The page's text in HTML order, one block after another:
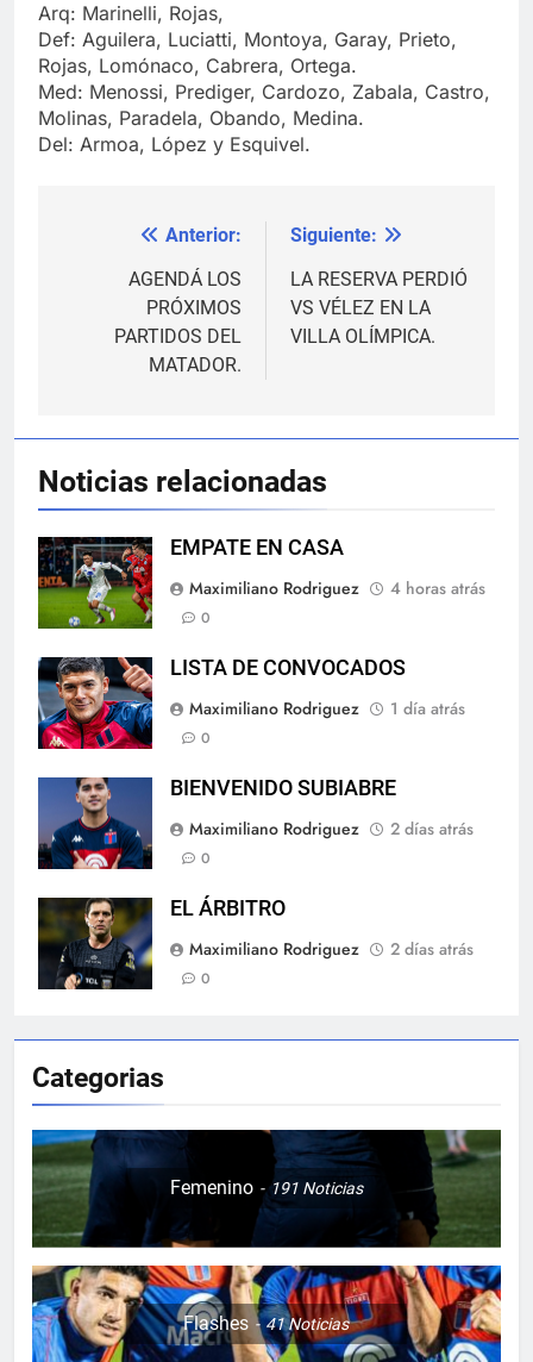
Arq: Marinelli, Rojas,
Def: Aguilera, Luciatti, Montoya, Garay, Prieto,
Rojas, Lomónaco, Cabrera, Ortega.
Med: Menossi, Prediger, Cardozo, Zabala, Castro,
Molinas, Paradela, Obando, Medina.
Del: Armoa, López y Esquivel.
Navegación
entradas
Anterior:
AGENDÁ LOS
PRÓXIMOS
PARTIDOS DEL
MATADOR.
Siguiente:
LA RESERVA PERDIÓ
VS VÉLEZ EN LA
VILLA OLÍMPICA.
Noticias relacionadas
EMPATE EN CASA
Maximiliano Rodriguez
4 horas atrás
0
LISTA DE CONVOCADOS
Maximiliano Rodriguez
1 día atrás
0
BIENVENIDO SUBIABRE
Maximiliano Rodriguez
2 días atrás
0
EL ÁRBITRO
Maximiliano Rodriguez
2 días atrás
0
Categorias
Femenino 191 Noticias
Flashes 41Noticias